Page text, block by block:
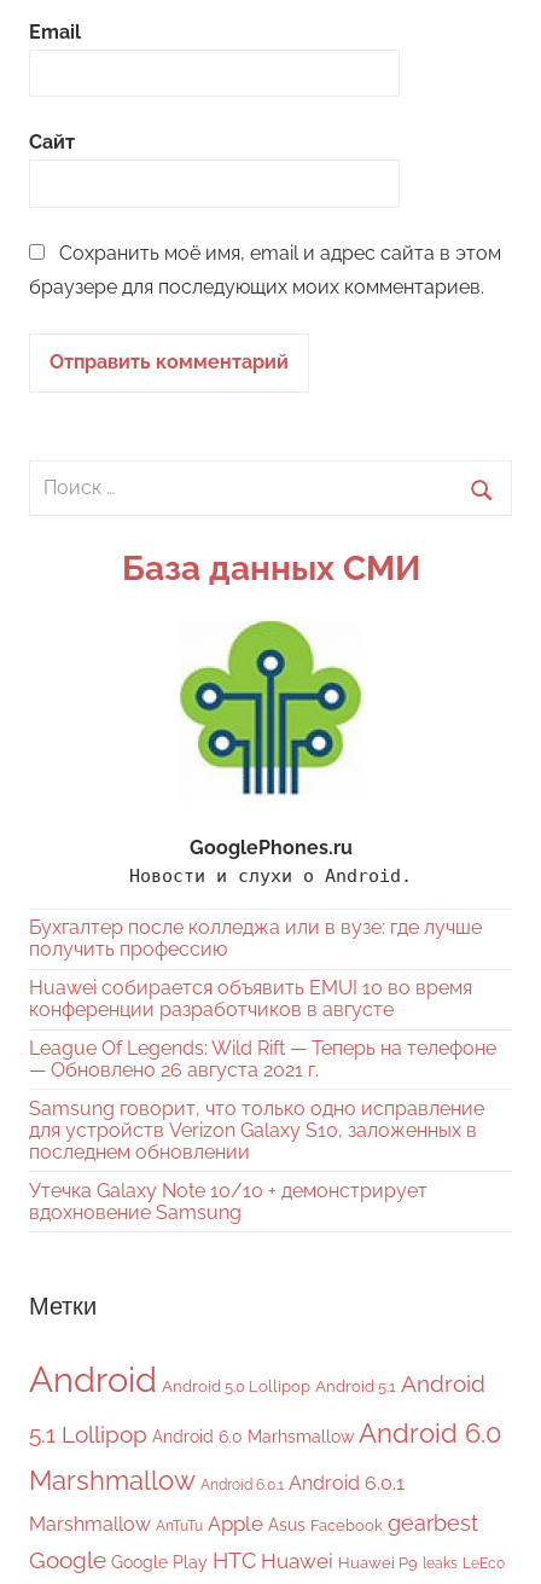
Email
Сайт
Сохранить моё имя, email и адрес сайта в этом
браузере для последующих моих комментариев.
Поиск
База данных СМИ
GooglePhones.ru
Новости и слухи о Android.
Бухгалтер после колледжа или в вузе: где лучше
получить профессию
Huawei собирается объявить EMUI 10 во время
конференции разработчиков в августе
League Of Legends: Wild Rift — Теперь на телефоне
— Обновлено 26 августа 2021 г.
Samsung говорит, что только одно исправление
для устройств Verizon Galaxy S10, заложенных в
последнем обновлении
Утечка Galaxy Note 10/10 + демонстрирует
вдохновение Samsung
Метки
Android Android 5.0 Lollipop Android 5.1 Android
5.1 Lollipop Android 6.0 Marhsmallow Android 6.0
Marshmallow Android 6.0.1 Android 6.0.1
Marshmallow AnTuTu Apple Asus Facebook gearbest
Google Google Play HTC Huawei Huawei P9 leaks LeEco